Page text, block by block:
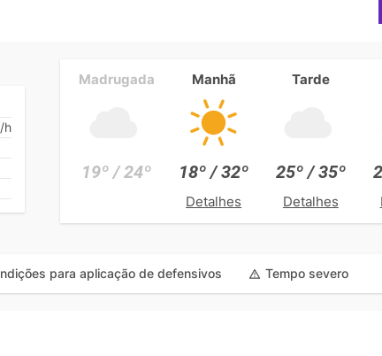
h
Madrugada
19º / 24º
Manhã
18º / 32º
Detalhes
Tarde
25º / 35º
Detalhes
para aplicação de defensivos Tempo severo